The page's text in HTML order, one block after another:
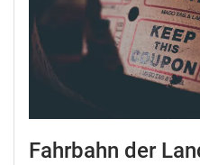
Fahrbahn der